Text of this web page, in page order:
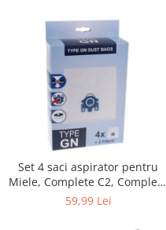
Ambalaje cadouri
Curatenie si intretinere
Set 4 saci aspirator pentru
Miele, Complete C2, Complete
C3, Classic C1, S8, S5, S2,
59,99 Lei